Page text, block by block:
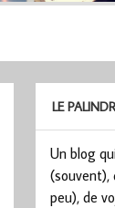
LE
Un blog
(souvent),
peu), de